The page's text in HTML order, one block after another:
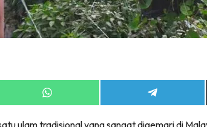
Bilik Tidur
Dapur
Bilik Air
Share
on
Share
on